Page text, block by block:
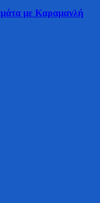
με Καραμανλή